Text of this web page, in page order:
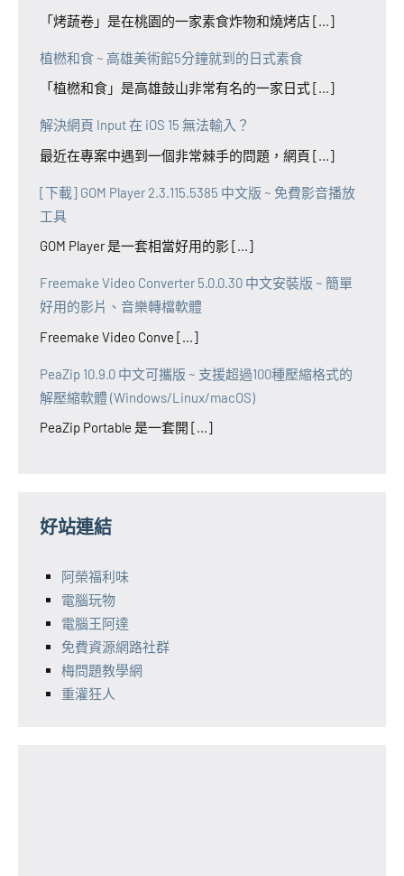
「烤蔬卷」是在桃園的一家素食炸物和燒烤店 [...]
植橪和食 ~ 高雄美術館5分鐘就到的日式素食
「植橪和食」是高雄鼓山非常有名的一家日式 [...]
解決網頁 Input 在 iOS 15 無法輸入？
最近在專案中遇到一個非常棘手的問題，網頁 [...]
[下載] GOM Player 2.3.115.5385 中文版 ~ 免費影音播放
工具
GOM Player 是一套相當好用的影 [...]
Freemake Video Converter 5.0.0.30 中文安裝版 ~ 簡單
好用的影片、音樂轉檔軟體
Freemake Video Conve [...]
PeaZip 10.9.0 中文可攜版 ~ 支援超過100種壓縮格式的
解壓縮軟體 (Windows/Linux/macOS)
PeaZip Portable 是一套開 [...]
好站連結
阿榮福利味
電腦玩物
電腦王阿達
免費資源網路社群
梅問題教學網
重灌狂人